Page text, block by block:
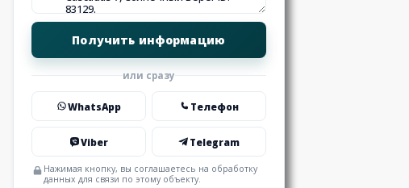
или сразу
WhatsApp Телефон
Viber Telegram
Нажимая кнопку, вы соглашаетесь на обработку
данных для связи по этому объекту.